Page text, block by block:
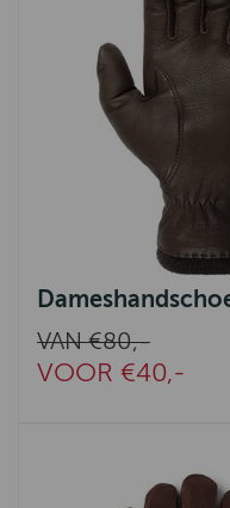
VAN €80,-
VOOR €40,-